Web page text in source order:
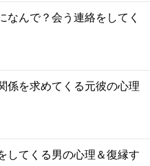
なんで？会う連絡をしてく
係を求めてくる元彼の心理
してくる男の心理＆復縁す